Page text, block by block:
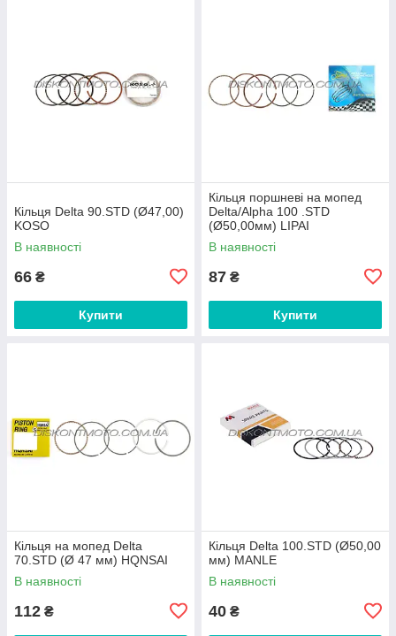
Кільця Delta 90.STD (Ø47,00)
KOSO
В наявності
66 ₴
Купити
Кільця поршневі на мопед
Delta/Alpha 100 .STD
(Ø50,00мм) LIPAI
В наявності
87 ₴
Купити
Кільця на мопед Delta
70.STD (Ø 47 мм) HQNSAI
В наявності
112 ₴
Кільця Delta 100.STD (Ø50,00
мм) MANLE
В наявності
40 ₴